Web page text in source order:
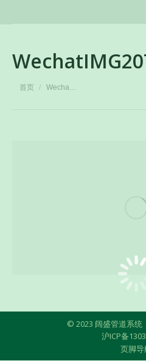
您在这里：
首页 Wecha…
© 2023 阔盛管道系统
沪ICP备
页脚导